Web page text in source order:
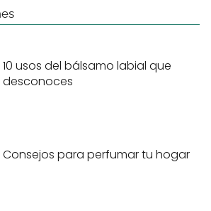
10 usos del bálsamo labial que
desconoces
Consejos para perfumar tu hogar